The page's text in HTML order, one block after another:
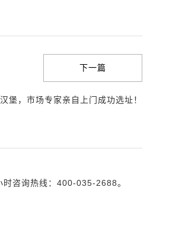
下一篇
堡，市场专家亲自上门成功选址！
咨询热线：400-035-2688。